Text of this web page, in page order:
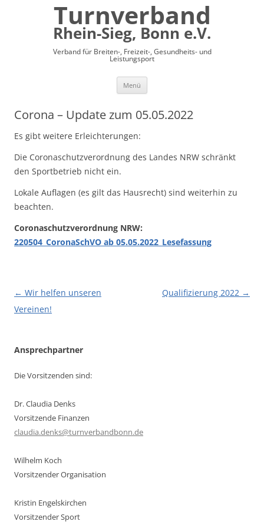
Turnverband
Rhein-Sieg, Bonn e.V.
Verband für Breiten-, Freizeit-, Gesundheits- und
Leistungsport
Menü
Corona – Update zum 05.05.2022
Es gibt weitere Erleichterungen:
Die Coronaschutzverordnung des Landes NRW schränkt
den Sportbetrieb nicht ein.
Lokale Auflagen (es gilt das Hausrecht) sind weiterhin zu
beachten.
Coronaschutzverordnung NRW:
220504_CoronaSchVO ab 05.05.2022_Lesefassung
Beitragsnavigation
← Wir helfen unseren
Vereinen!
Qualifizierung 2022 →
Ansprechpartner
Die Vorsitzenden sind:
Dr. Claudia Denks
Vorsitzende Finanzen
claudia.denks@turnverbandbonn.de
Wilhelm Koch
Vorsitzender Organisation
Kristin Engelskirchen
Vorsitzender Sport